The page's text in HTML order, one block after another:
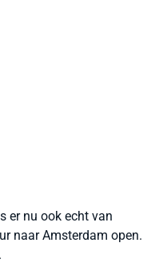
er nu ook echt van
naar Amsterdam open.
.